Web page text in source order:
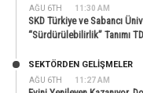
AĞU 6TH 11:30 AM
SKD Türkiye ve Sabancı
“Sürdürülebilirlik” Tanımı
AĞU 6TH 11:27 AM
SEKTÖRDEN GELIŞMELER